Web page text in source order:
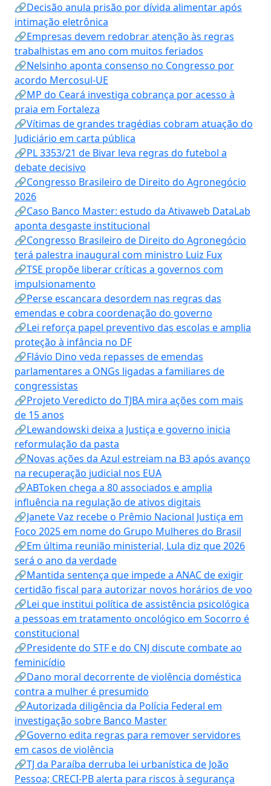
🔗Decisão anula prisão por dívida alimentar após
intimação eletrônica
🔗Empresas devem redobrar atenção às regras
trabalhistas em ano com muitos feriados
🔗Nelsinho aponta consenso no Congresso por
acordo Mercosul-UE
🔗MP do Ceará investiga cobrança por acesso à
praia em Fortaleza
🔗Vítimas de grandes tragédias cobram atuação do
Judiciário em carta pública
🔗PL 3353/21 de Bivar leva regras do futebol a
debate decisivo
🔗Congresso Brasileiro de Direito do Agronegócio
2026
🔗Caso Banco Master: estudo da Ativaweb DataLab
aponta desgaste institucional
🔗Congresso Brasileiro de Direito do Agronegócio
terá palestra inaugural com ministro Luiz Fux
🔗TSE propõe liberar críticas a governos com
impulsionamento
🔗Perse escancara desordem nas regras das
emendas e cobra coordenação do governo
🔗Lei reforça papel preventivo das escolas e amplia
proteção à infância no DF
🔗Flávio Dino veda repasses de emendas
parlamentares a ONGs ligadas a familiares de
congressistas
🔗Projeto Veredicto do TJBA mira ações com mais
de 15 anos
🔗Lewandowski deixa a Justiça e governo inicia
reformulação da pasta
🔗Novas ações da Azul estreiam na B3 após avanço
na recuperação judicial nos EUA
🔗ABToken chega a 80 associados e amplia
influência na regulação de ativos digitais
🔗Janete Vaz recebe o Prêmio Nacional Justiça em
Foco 2025 em nome do Grupo Mulheres do Brasil
🔗Em última reunião ministerial, Lula diz que 2026
será o ano da verdade
🔗Mantida sentença que impede a ANAC de exigir
certidão fiscal para autorizar novos horários de voo
🔗Lei que institui política de assistência psicológica
a pessoas em tratamento oncológico em Socorro é
constitucional
🔗Presidente do STF e do CNJ discute combate ao
feminicídio
🔗Dano moral decorrente de violência doméstica
contra a mulher é presumido
🔗Autorizada diligência da Polícia Federal em
investigação sobre Banco Master
🔗Governo edita regras para remover servidores
em casos de violência
🔗TJ da Paraíba derruba lei urbanística de João
Pessoa; CRECI-PB alerta para riscos à segurança